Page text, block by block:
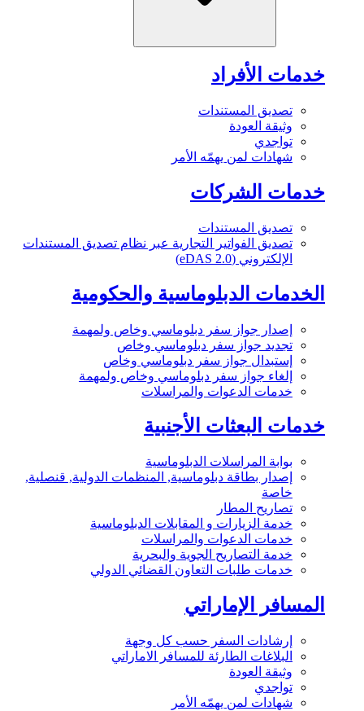
خدمات الأفراد
تصديق المستندات
وثيقة العودة
تواجدي
شهادات لمن يهمّه الأمر
خدمات الشركات
تصديق المستندات
تصديق الفواتير التجارية عبر نظام تصديق المستندات
الإلكتروني (eDAS 2.0)
الخدمات الدبلوماسية والحكومية
إصدار جواز سفر دبلوماسي وخاص ولمهمة
تجديد جواز سفر دبلوماسي وخاص
إستبدال جواز سفر دبلوماسي وخاص
إلغاء جواز سفر دبلوماسي وخاص ولمهمة
خدمات الدعوات والمراسلات
خدمات البعثات الأجنبية
بوابة المراسلات الدبلوماسية
إصدار بطاقة دبلوماسية, المنظمات الدولية, قنصلية,
خاصة
تصاريح المطار
خدمة الزيارات و المقابلات الدبلوماسية
خدمات الدعوات والمراسلات
خدمة التصاريح الجوية والبحرية
خدمات طلبات التعاون القضائي الدولي
المسافر الإماراتي
إرشادات السفر حسب كل وجهة
البلاغات الطارئة للمسافر الاماراتي
وثيقة العودة
تواجدي
شهادات لمن يهمّه الأمر